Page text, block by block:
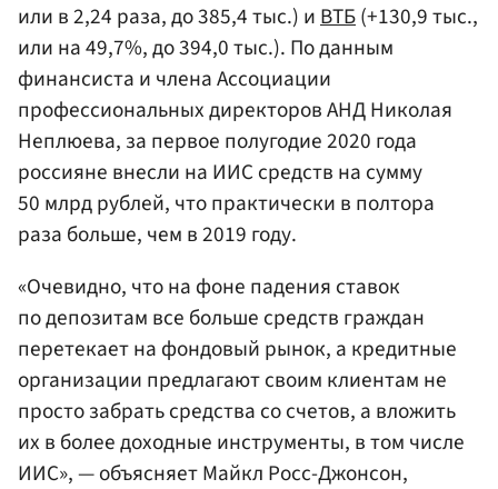
или в 2,24 раза, до 385,4 тыс.) иВТБ(+130,9 тыс.,
или на 49,7%, до 394,0 тыс.). По данным
финансиста и члена Ассоциации
профессиональных директоров АНД Николая
Неплюева, за первое полугодие 2020 года
россияне внесли на ИИС средств на сумму
50 млрд рублей, что практически в полтора
раза больше, чем в 2019 году.
«Очевидно, что на фоне падения ставок
по депозитам все больше средств граждан
перетекает на фондовый рынок, а кредитные
организации предлагают своим клиентам не
просто забрать средства со счетов, а вложить
их в более доходные инструменты, в том числе
ИИС», — объясняет Майкл Росс-Джонсон,